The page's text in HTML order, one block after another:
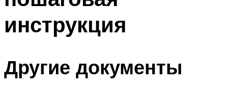
инструкция
Другие документы